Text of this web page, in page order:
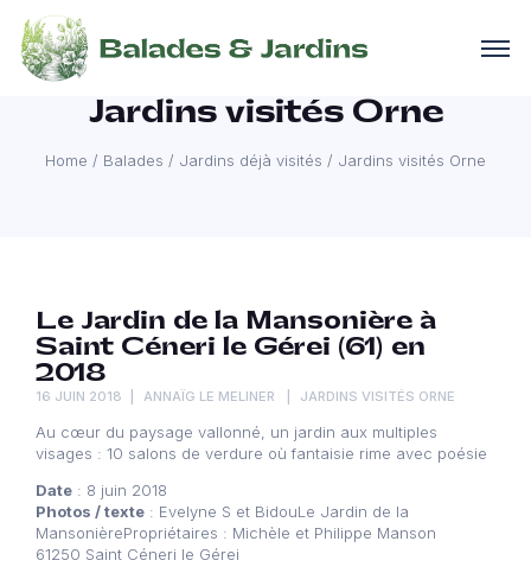
Jardins visités Orne
Home / Balades / Jardins déjà visités / Jardins visités Orne
Le Jardin de la Mansonière à
Saint Céneri le Gérei (61) en
2018
16 JUIN 2018 ANNAÏG LE MELINER JARDINS VISITÉS ORNE
Au cœur du paysage vallonné, un jardin aux multiples
visages : 10 salons de verdure où fantaisie rime avec poésie
Date : 8 juin 2018
Photos / texte : Evelyne S et BidouLe Jardin de la
MansonièrePropriétaires : Michèle et Philippe Manson
61250 Saint Céneri le Gérei